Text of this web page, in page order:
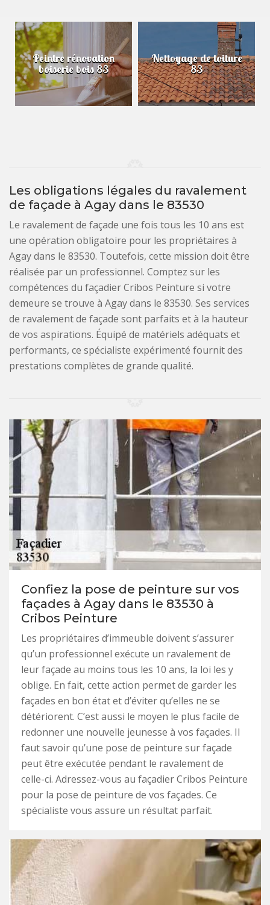
Peintre rénovation
boiserie bois 83
Nettoyage de toiture
83
Les obligations légales du ravalement
de façade à Agay dans le 83530
Le ravalement de façade une fois tous les 10 ans est
une opération obligatoire pour les propriétaires à
Agay dans le 83530. Toutefois, cette mission doit être
réalisée par un professionnel. Comptez sur les
compétences du façadier Cribos Peinture si votre
demeure se trouve à Agay dans le 83530. Ses services
de ravalement de façade sont parfaits et à la hauteur
de vos aspirations. Équipé de matériels adéquats et
performants, ce spécialiste expérimenté fournit des
prestations complètes de grande qualité.
Confiez la pose de peinture sur vos
façades à Agay dans le 83530 à
Cribos Peinture
Les propriétaires d’immeuble doivent s’assurer
qu’un professionnel exécute un ravalement de
leur façade au moins tous les 10 ans, la loi les y
oblige. En fait, cette action permet de garder les
façades en bon état et d’éviter qu’elles ne se
détériorent. C’est aussi le moyen le plus facile de
redonner une nouvelle jeunesse à vos façades. Il
faut savoir qu’une pose de peinture sur façade
peut être exécutée pendant le ravalement de
celle-ci. Adressez-vous au façadier Cribos Peinture
pour la pose de peinture de vos façades. Ce
spécialiste vous assure un résultat parfait.